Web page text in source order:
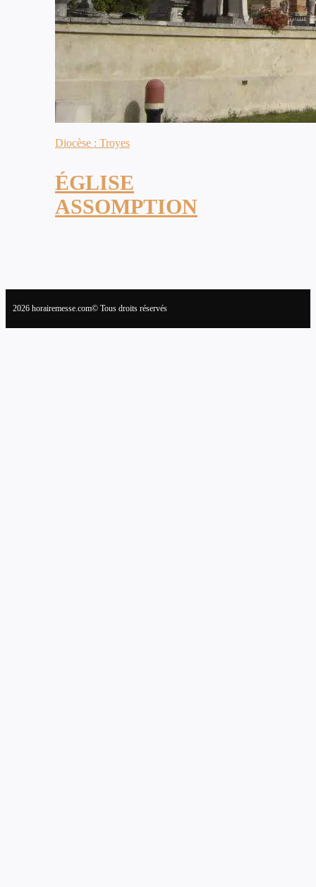
Diocèse : Troyes
ÉGLISE
ASSOMPTION
2026 horairemesse.com© Tous droits réservés